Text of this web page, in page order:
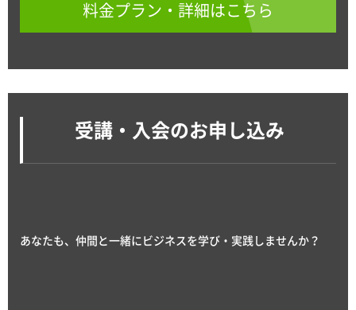
料金プラン・詳細はこちら
受講・入会のお申し込み
あなたも、仲間と一緒にビジネスを学び・実践しませんか？